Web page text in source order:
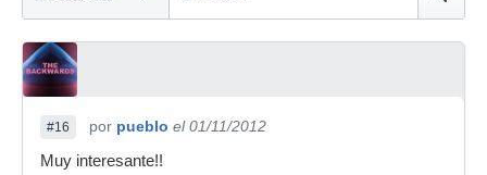
#16 por pueblo el 01/11/2012
Muy interesante!!